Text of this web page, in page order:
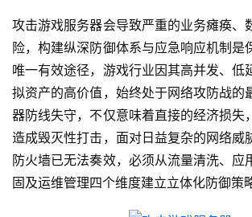
攻击游戏服务器会导致严重的业务瘫痪、
险，构建纵深防御体系与应急响应机制是
唯一有效途径，游戏行业因其高并发、低
拟资产的高价值，始终处于网络攻防战的
器防线失守，不仅意味着直接的经济损失
造成毁灭性打击，面对日益复杂的网络威
防火墙已无法奏效，必须从流量清洗、应
固及运维管理四个维度建立立体化防御策略